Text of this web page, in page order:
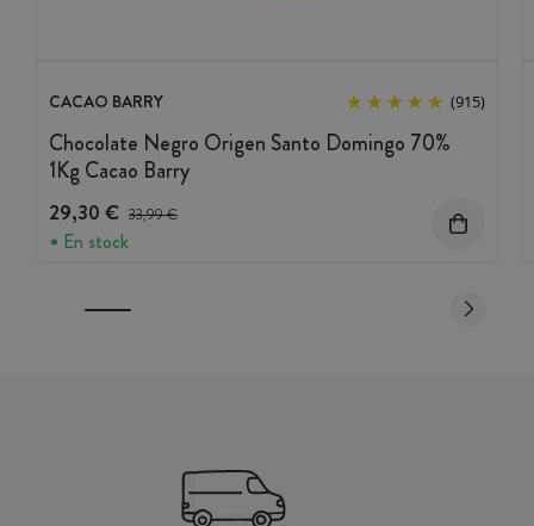
CACAO BARRY (915)
Chocolate Negro Origen Santo Domingo 70%
1Kg Cacao Barry
29,30 € Precio antes del descuento
33,99 €
En stock